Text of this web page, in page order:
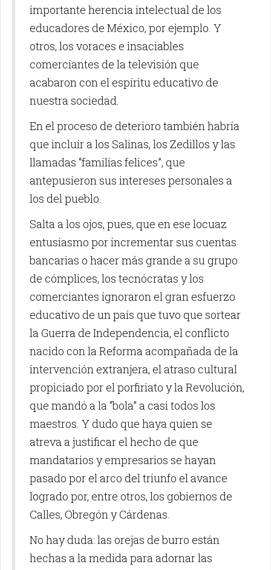
importante herencia intelectual de los
educadores de México, por ejemplo. Y
otros, los voraces e insaciables
comerciantes de la televisión que
acabaron con el espíritu educativo de
nuestra sociedad.
En el proceso de deterioro también habría
que incluir a los Salinas, los Zedillos y las
llamadas “familias felices”, que
antepusieron sus intereses personales a
los del pueblo.
Salta a los ojos, pues, que en ese locuaz
entusiasmo por incrementar sus cuentas
bancarias o hacer más grande a su grupo
de cómplices, los tecnócratas y los
comerciantes ignoraron el gran esfuerzo
educativo de un país que tuvo que sortear
la Guerra de Independencia, el conflicto
nacido con la Reforma acompañada de la
intervención extranjera, el atraso cultural
propiciado por el porfiriato y la Revolución,
que mandó a la “bola” a casi todos los
maestros. Y dudo que haya quien se
atreva a justificar el hecho de que
mandatarios y empresarios se hayan
pasado por el arco del triunfo el avance
logrado por, entre otros, los gobiernos de
Calles, Obregón y Cárdenas.
No hay duda: las orejas de burro están
hechas a la medida para adornar las